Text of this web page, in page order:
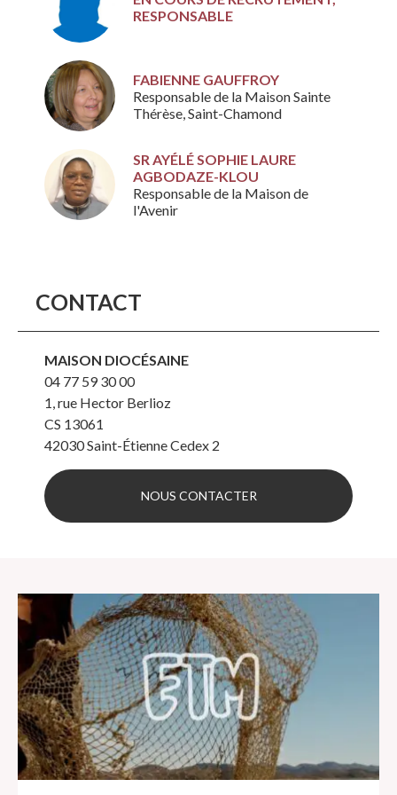
RESPONSABLE
FABIENNE GAUFFROY
Responsable de la Maison Sainte
Thérèse, Saint-Chamond
SR AYÉLÉ SOPHIE LAURE
AGBODAZE-KLOU
Responsable de la Maison de
l'Avenir
CONTACT
MAISON DIOCÉSAINE
04 77 59 30 00
1, rue Hector Berlioz
CS 13061
42030Saint-Étienne Cedex 2
NOUS CONTACTER